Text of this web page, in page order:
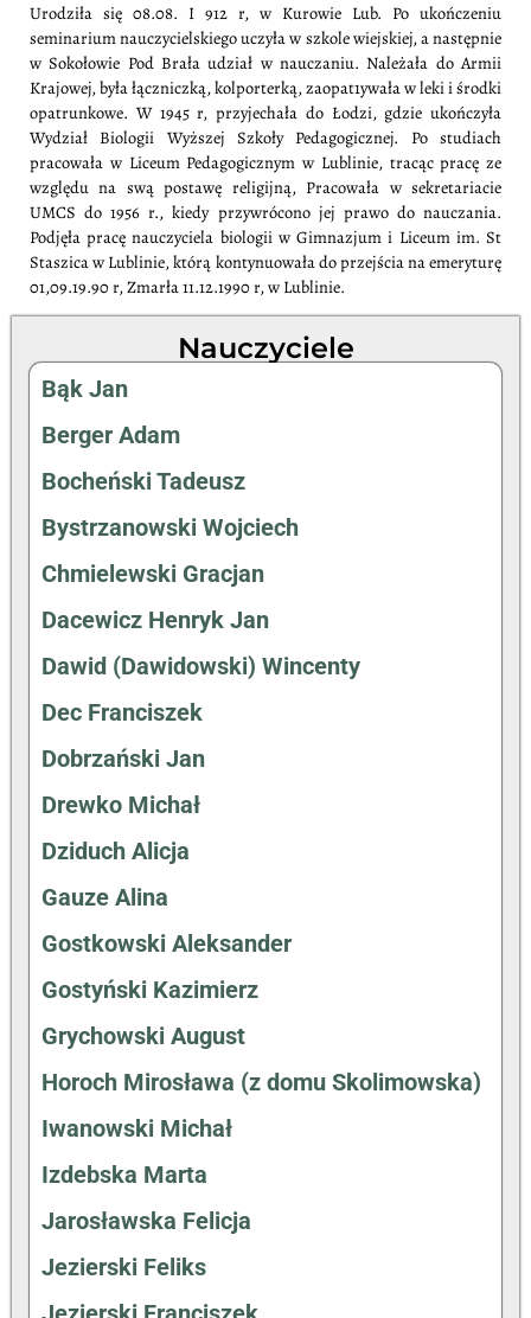
Urodziła się 08.08. I 912 r, w Kurowie Lub. Po ukończeniu
seminarium nauczycielskiego uczyła w szkole wiejskiej, a następnie
w Sokołowie Pod Brała udział w nauczaniu. Należała do Armii
Krajowej, była łączniczką, kolporterką, zaopat1ywała w leki i środki
opatrunkowe. W 1945 r, przyjechała do Łodzi, gdzie ukończyła
Wydział Biologii Wyższej Szkoły Pedagogicznej. Po studiach
pracowała w Liceum Pedagogicznym w Lublinie, tracąc pracę ze
względu na swą postawę religijną, Pracowała w sekretariacie
UMCS do 1956 r., kiedy przywrócono jej prawo do nauczania.
Podjęła pracę nauczyciela biologii w Gimnazjum i Liceum im. St
Staszica w Lublinie, którą kontynuowała do przejścia na emeryturę
01,09.19.90 r, Zmarła 11.12.1990 r, w Lublinie.
Nauczyciele
Bąk Jan
Berger Adam
Bocheński Tadeusz
Bystrzanowski Wojciech
Chmielewski Gracjan
Dacewicz Henryk Jan
Dawid (Dawidowski) Wincenty
Dec Franciszek
Dobrzański Jan
Drewko Michał
Dziduch Alicja
Gauze Alina
Gostkowski Aleksander
Gostyński Kazimierz
Grychowski August
Horoch Mirosława (z domu Skolimowska)
Iwanowski Michał
Izdebska Marta
Jarosławska Felicja
Jezierski Feliks